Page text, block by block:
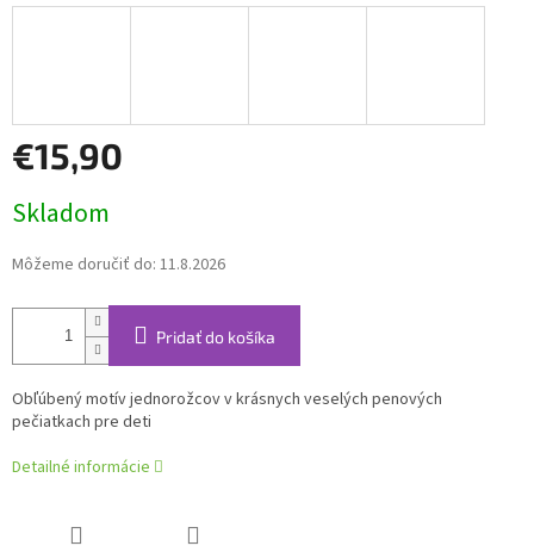
€15,90
cena:
Skladom
Môžeme doručiť do: 11.8.2026
Pridať do košíka
Obľúbený motív jednorožcov v krásnych veselých penových
pečiatkach pre deti
Detailné informácie